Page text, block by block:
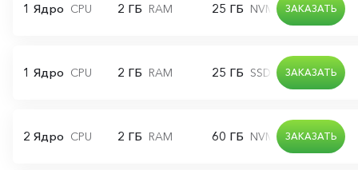
1 Ядро CPU 2 ГБ RAM 25 ГБ NVMe дискЗАКАЗАТЬ
1 Ядро CPU 2 ГБ RAM 25 ГБ SSD дискЗАКАЗАТЬ
2 Ядро CPU 2 ГБ RAM 60 ГБ NVMe дискЗАКАЗАТЬ